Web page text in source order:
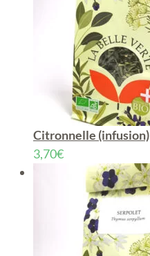
Citronnelle (infusion)
3,70€